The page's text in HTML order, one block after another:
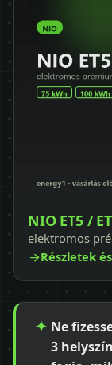
NIO ET5 /
elektromos
Részletek
Ne
3